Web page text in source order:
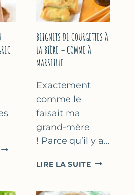
&
BASILIC
BEIGNETS DE COURGETTES À
LA BIÈRE – COMME À
MARSEILLE
Exactement
comme le
faisait ma
grand-mère
! Parce qu’il y a…
LIRE LA SUITEBEIGNETS